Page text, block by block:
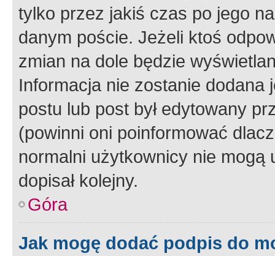
tylko przez jakiś czas po jego
danym poście. Jeżeli ktoś
zmian na dole będzie
Informacja nie zostanie dodana
postu lub post był edytowany
(powinni oni poinformować
normalni użytkownicy nie
dopisał kolejny.
Góra
Jak mogę dodać podpis do